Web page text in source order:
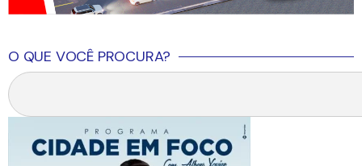
O QUE VOCÊ PROCURA?